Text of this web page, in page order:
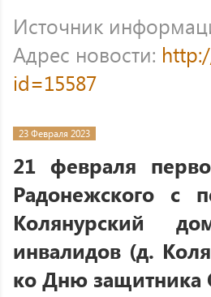
Источник
Адрес новости:
id=15587
23 Февраля 2023
21 февраля
Радонежского с
Колянурский
инвалидов (д.
ко Дню защитника